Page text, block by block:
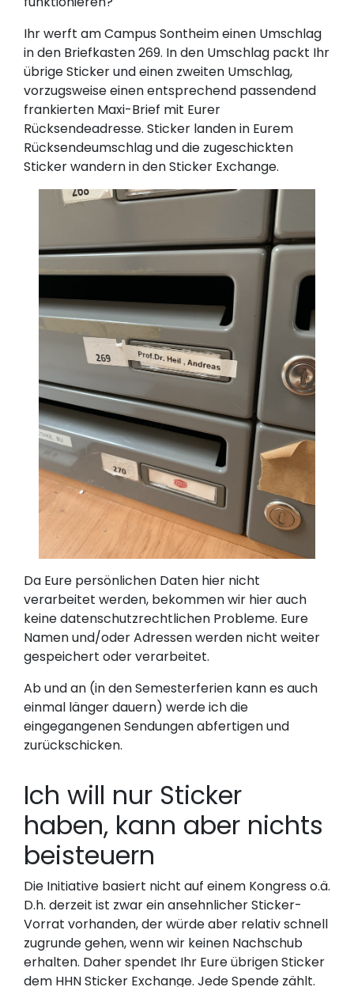
Ihr werft am Campus Sontheim einen Umschlag
in den Briefkasten 269. In den Umschlag packt Ihr
übrige Sticker und einen zweiten Umschlag,
vorzugsweise einen entsprechend passendend
frankierten Maxi-Brief mit Eurer
Rücksendeadresse. Sticker landen in Eurem
Rücksendeumschlag und die zugeschickten
Sticker wandern in den Sticker Exchange.
Da Eure persönlichen Daten hier nicht
verarbeitet werden, bekommen wir hier auch
keine datenschutzrechtlichen Probleme. Eure
Namen und/oder Adressen werden nicht weiter
gespeichert oder verarbeitet.
Ab und an (in den Semesterferien kann es auch
einmal länger dauern) werde ich die
eingegangenen Sendungen abfertigen und
zurückschicken.
Ich will nur Sticker
haben, kann aber nichts
beisteuern
Die Initiative basiert nicht auf einem Kongress o.ä.
D.h. derzeit ist zwar ein ansehnlicher Sticker-
Vorrat vorhanden, der würde aber relativ schnell
zugrunde gehen, wenn wir keinen Nachschub
erhalten. Daher spendet Ihr Eure übrigen Sticker
dem HHN Sticker Exchange. Jede Spende zählt.